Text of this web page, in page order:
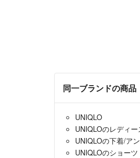
同一ブランドの商品
UNIQLO
UNIQLOのレディー
UNIQLOの下着/ア
UNIQLOのショーツ